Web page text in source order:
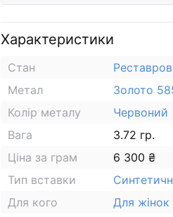
Характеристики
Стан
Метал
Золото
Колір металу
Червоний
Вага
3.72 гр.
Ціна за грам
6 300 ₴
Тип вставки
Для кого
Для жінок